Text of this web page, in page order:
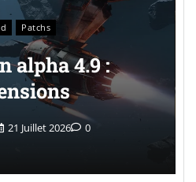
Patchs
alpha 4.9 :
21 Juillet 2026 0